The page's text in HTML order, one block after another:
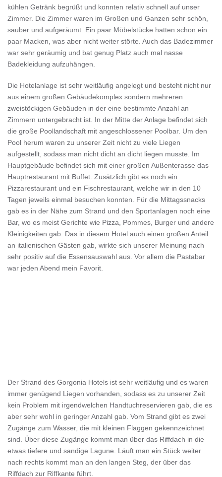
kühlen Getränk begrüßt und konnten relativ schnell auf unser
Zimmer. Die Zimmer waren im Großen und Ganzen sehr schön,
sauber und aufgeräumt. Ein paar Möbelstücke hatten schon ein
paar Macken, was aber nicht weiter störte. Auch das Badezimmer
war sehr geräumig und bat genug Platz auch mal nasse
Badekleidung aufzuhängen.
Die Hotelanlage ist sehr weitläufig angelegt und besteht nicht nur
aus einem großen Gebäudekomplex sondern mehreren
zweistöckigen Gebäuden in der eine bestimmte Anzahl an
Zimmern untergebracht ist. In der Mitte der Anlage befindet sich
die große Poollandschaft mit angeschlossener Poolbar. Um den
Pool herum waren zu unserer Zeit nicht zu viele Liegen
aufgestellt, sodass man nicht dicht an dicht liegen musste. Im
Hauptgebäude befindet sich mit einer großen Außenterasse das
Hauptrestaurant mit Buffet. Zusätzlich gibt es noch ein
Pizzarestaurant und ein Fischrestaurant, welche wir in den 10
Tagen jeweils einmal besuchen konnten. Für die Mittagssnacks
gab es in der Nähe zum Strand und den Sportanlagen noch eine
Bar, wo es meist Gerichte wie Pizza, Pommes, Burger und andere
Kleinigkeiten gab. Das in diesem Hotel auch einen großen Anteil
an italienischen Gästen gab, wirkte sich unserer Meinung nach
sehr positiv auf die Essensauswahl aus. Vor allem die Pastabar
war jeden Abend mein Favorit.
Der Strand des Gorgonia Hotels ist sehr weitläufig und es waren
immer genügend Liegen vorhanden, sodass es zu unserer Zeit
kein Problem mit irgendwelchen Handtuchreservieren gab, die es
aber sehr wohl in geringer Anzahl gab. Vom Strand gibt es zwei
Zugänge zum Wasser, die mit kleinen Flaggen gekennzeichnet
sind. Über diese Zugänge kommt man über das Riffdach in die
etwas tiefere und sandige Lagune. Läuft man ein Stück weiter
nach rechts kommt man an den langen Steg, der über das
Riffdach zur Riffkante führt.